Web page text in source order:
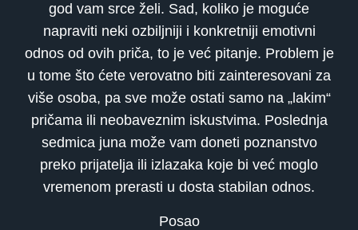
god vam srce želi. Sad, koliko je moguće
napraviti neki ozbiljniji i konkretniji emotivni
odnos od ovih priča, to je već pitanje. Problem je
u tome što ćete verovatno biti zainteresovani za
više osoba, pa sve može ostati samo na „lakim“
pričama ili neobaveznim iskustvima. Poslednja
sedmica juna može vam doneti poznanstvo
preko prijatelja ili izlazaka koje bi već moglo
vremenom prerasti u dosta stabilan odnos.
Posao